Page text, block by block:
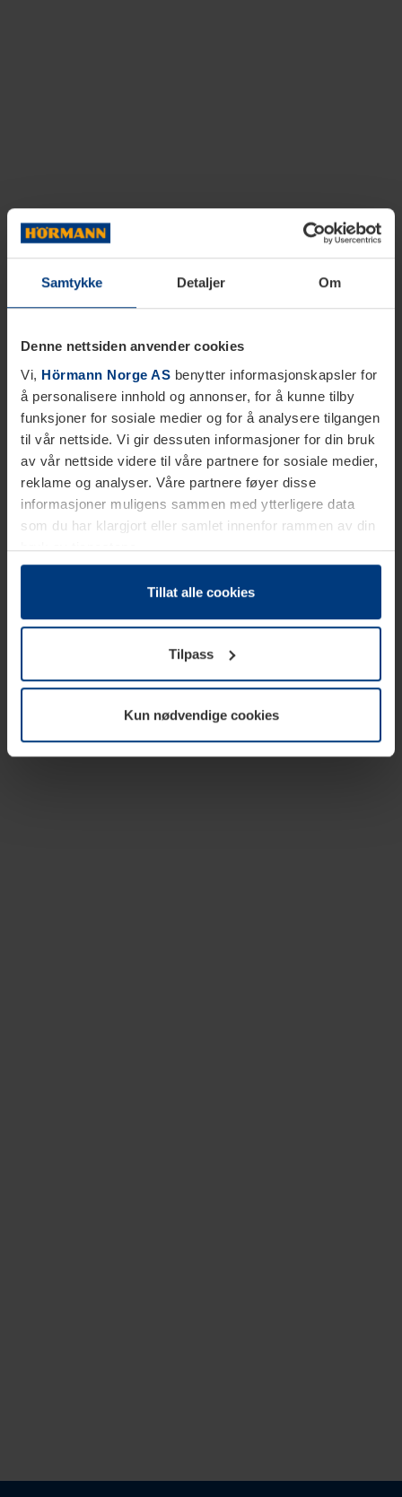
Samtykke Detaljer Om
Denne nettsiden anvender cookies
Vi, Hörmann Norge AS benytter informasjonskapsler for
å personalisere innhold og annonser, for å kunne tilby
funksjoner for sosiale medier og for å analysere tilgangen
til vår nettside. Vi gir dessuten informasjoner for din bruk
av vår nettside videre til våre partnere for sosiale medier,
reklame og analyser. Våre partnere føyer disse
informasjoner muligens sammen med ytterligere data
som du har klargjort eller samlet innenfor rammen av din
bruk av tjenestene.
Etter loven kan vi lagre informasjonskapsler på din
datamaskin, hvis disse er absolutt nødvendig for drift av
trenger vi din tillatelse. Du kan når som helst endre eller
tilbakekalle ditt samtykke i forklaringen av
informasjonskapselen på sidenPersonvernerklæringpå
Tillat alle cookies
Tilpass
Kun nødvendige cookies